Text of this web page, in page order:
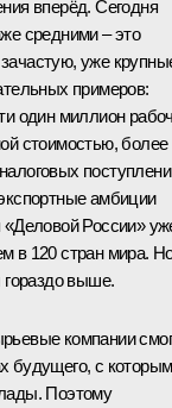
вперёд. Сегодня
средними – это
уже
примеров:
один миллион
стоимостью, более
амбиции
«Деловой России»
в 120 стран мира.
гораздо выше.
компании
будущего, с
Поэтому